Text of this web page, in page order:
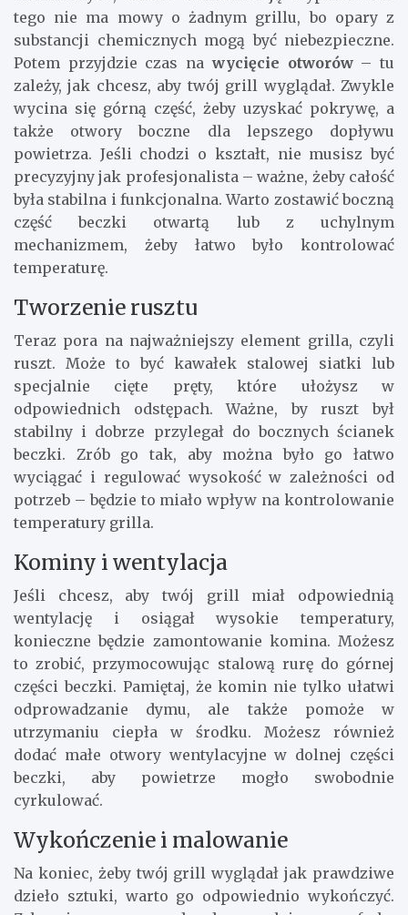
tego nie ma mowy o żadnym grillu, bo opary z
substancji chemicznych mogą być niebezpieczne.
Potem przyjdzie czas nawycięcie otworów– tu
zależy, jak chcesz, aby twój grill wyglądał. Zwykle
wycina się górną część, żeby uzyskać pokrywę, a
także otwory boczne dla lepszego dopływu
powietrza. Jeśli chodzi o kształt, nie musisz być
precyzyjny jak profesjonalista – ważne, żeby całość
była stabilna i funkcjonalna. Warto zostawić boczną
część beczki otwartą lub z uchylnym
mechanizmem, żeby łatwo było kontrolować
temperaturę.
Tworzenie rusztu
Teraz pora na najważniejszy element grilla, czyli
ruszt. Może to być kawałek stalowej siatki lub
specjalnie cięte pręty, które ułożysz w
odpowiednich odstępach. Ważne, by ruszt był
stabilny i dobrze przylegał do bocznych ścianek
beczki. Zrób go tak, aby można było go łatwo
wyciągać i regulować wysokość w zależności od
potrzeb – będzie to miało wpływ na kontrolowanie
temperatury grilla.
Kominy i wentylacja
Jeśli chcesz, aby twój grill miał odpowiednią
wentylację i osiągał wysokie temperatury,
konieczne będzie zamontowanie komina. Możesz
to zrobić, przymocowując stalową rurę do górnej
części beczki. Pamiętaj, że komin nie tylko ułatwi
odprowadzanie dymu, ale także pomoże w
utrzymaniu ciepła w środku. Możesz również
dodać małe otwory wentylacyjne w dolnej części
beczki, aby powietrze mogło swobodnie
cyrkulować.
Wykończenie i malowanie
Na koniec, żeby twój grill wyglądał jak prawdziwe
dzieło sztuki, warto go odpowiednio wykończyć.